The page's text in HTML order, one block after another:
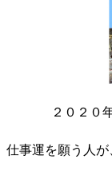
２０２０
仕事運を願う人